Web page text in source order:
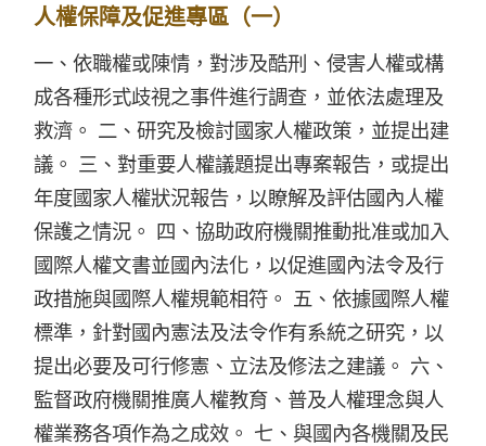
人權保障及促進專區（一）
一、依職權或陳情，對涉及酷刑、侵害人權或構
成各種形式歧視之事件進行調查，並依法處理及
救濟。 二、研究及檢討國家人權政策，並提出建
議。 三、對重要人權議題提出專案報告，或提出
年度國家人權狀況報告，以瞭解及評估國內人權
保護之情況。 四、協助政府機關推動批准或加入
國際人權文書並國內法化，以促進國內法令及行
政措施與國際人權規範相符。 五、依據國際人權
標準，針對國內憲法及法令作有系統之研究，以
提出必要及可行修憲、立法及修法之建議。 六、
監督政府機關推廣人權教育、普及人權理念與人
權業務各項作為之成效。 七、與國內各機關及民